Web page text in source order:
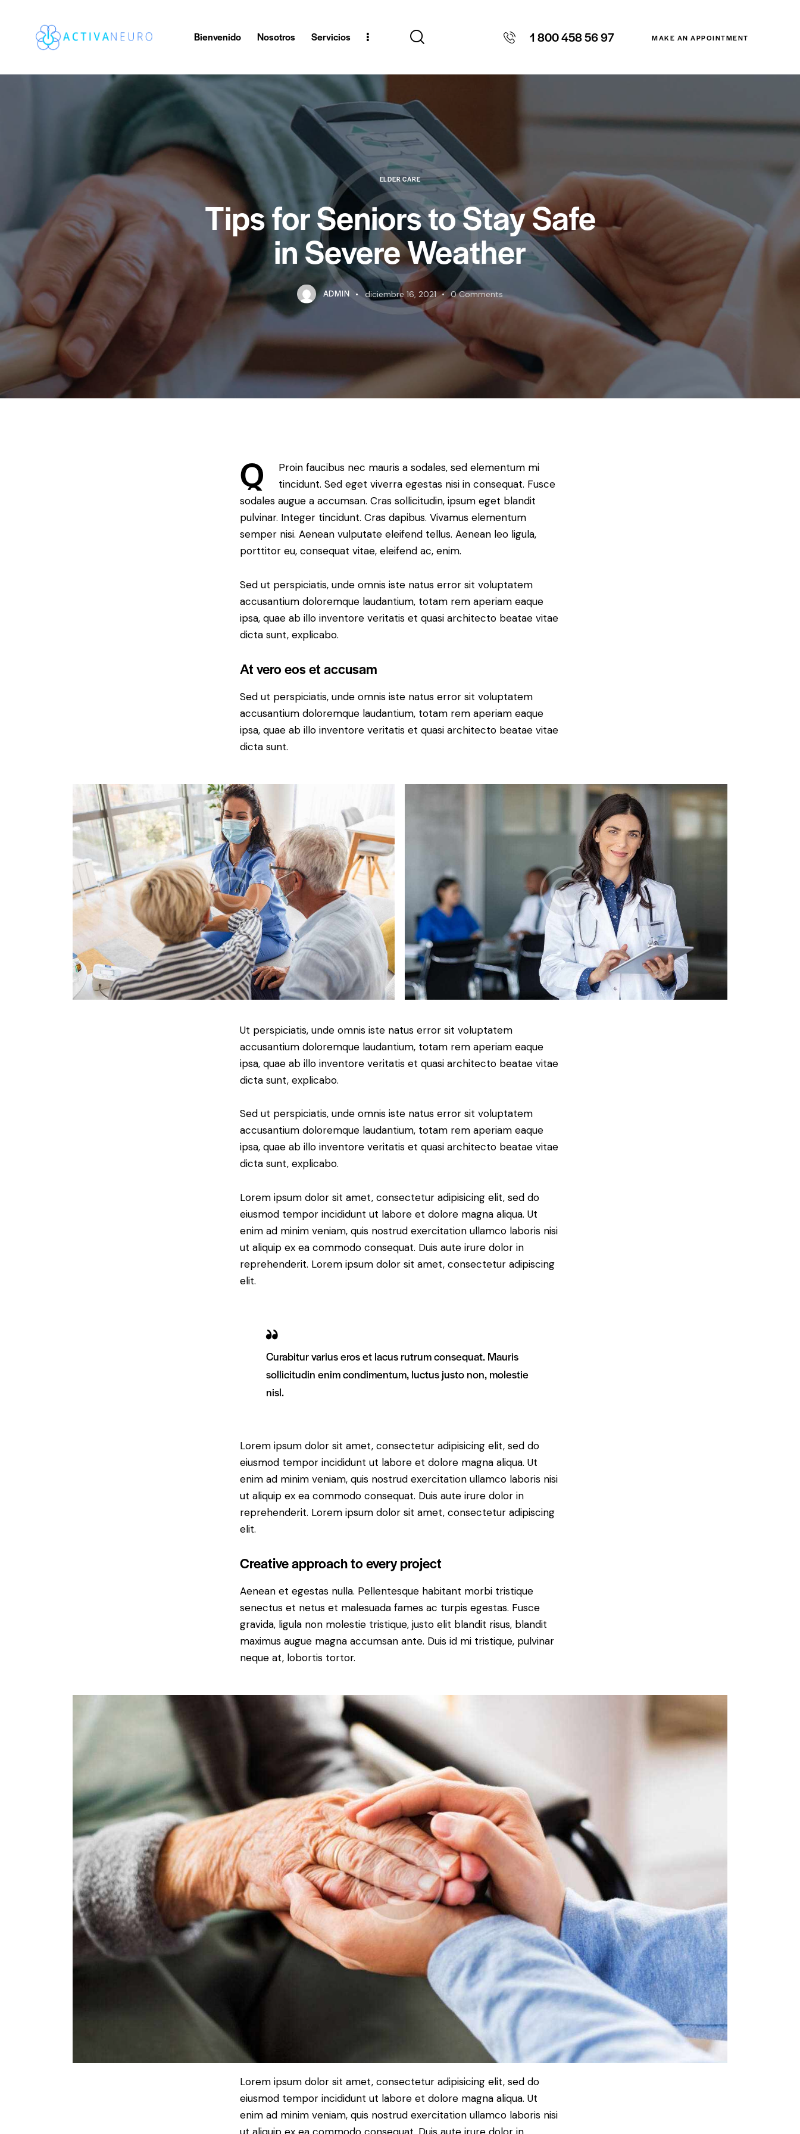
Bienvenido Nosotros Servicios 1 800 458 56 97 MAKE AN APPOINTMENT
ELDER CARE
Tips for Seniors to Stay Safe
in Severe Weather
ADMIN diciembre 16, 2021 0 Comments
Q
Proin faucibus nec mauris a sodales, sed elementum mi
tincidunt. Sed eget viverra egestas nisi in consequat. Fusce
sodales augue a accumsan. Cras sollicitudin, ipsum eget blandit
pulvinar. Integer tincidunt. Cras dapibus. Vivamus elementum
semper nisi. Aenean vulputate eleifend tellus. Aenean leo ligula,
porttitor eu, consequat vitae, eleifend ac, enim.
Sed ut perspiciatis, unde omnis iste natus error sit voluptatem
accusantium doloremque laudantium, totam rem aperiam eaque
ipsa, quae ab illo inventore veritatis et quasi architecto beatae vitae
dicta sunt, explicabo.
At vero eos et accusam
Sed ut perspiciatis, unde omnis iste natus error sit voluptatem
accusantium doloremque laudantium, totam rem aperiam eaque
ipsa, quae ab illo inventore veritatis et quasi architecto beatae vitae
dicta sunt.
Ut perspiciatis, unde omnis iste natus error sit voluptatem
accusantium doloremque laudantium, totam rem aperiam eaque
ipsa, quae ab illo inventore veritatis et quasi architecto beatae vitae
dicta sunt, explicabo.
Sed ut perspiciatis, unde omnis iste natus error sit voluptatem
accusantium doloremque laudantium, totam rem aperiam eaque
ipsa, quae ab illo inventore veritatis et quasi architecto beatae vitae
dicta sunt, explicabo.
Lorem ipsum dolor sit amet, consectetur adipisicing elit, sed do
eiusmod tempor incididunt ut labore et dolore magna aliqua. Ut
enim ad minim veniam, quis nostrud exercitation ullamco laboris nisi
ut aliquip ex ea commodo consequat. Duis aute irure dolor in
reprehenderit. Lorem ipsum dolor sit amet, consectetur adipiscing
elit.
Curabitur varius eros et lacus rutrum consequat. Mauris
sollicitudin enim condimentum, luctus justo non, molestie
nisl.
Lorem ipsum dolor sit amet, consectetur adipisicing elit, sed do
eiusmod tempor incididunt ut labore et dolore magna aliqua. Ut
enim ad minim veniam, quis nostrud exercitation ullamco laboris nisi
ut aliquip ex ea commodo consequat. Duis aute irure dolor in
reprehenderit. Lorem ipsum dolor sit amet, consectetur adipiscing
elit.
Creative approach to every project
Aenean et egestas nulla. Pellentesque habitant morbi tristique
senectus et netus et malesuada fames ac turpis egestas. Fusce
gravida, ligula non molestie tristique, justo elit blandit risus, blandit
maximus augue magna accumsan ante. Duis id mi tristique, pulvinar
neque at, lobortis tortor.
Lorem ipsum dolor sit amet, consectetur adipisicing elit, sed do
eiusmod tempor incididunt ut labore et dolore magna aliqua. Ut
enim ad minim veniam, quis nostrud exercitation ullamco laboris nisi